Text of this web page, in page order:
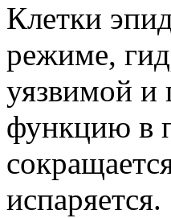
Клетки
режиме,
уязвимой и
функцию в
испаряется.